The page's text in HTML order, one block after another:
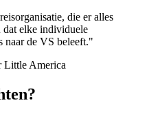
die er alles
dat elke individuele
naar de VS beleeft."
America